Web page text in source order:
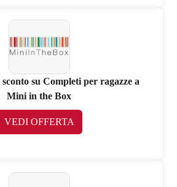
su Completi per ragazze a
Mini in the Box
VEDI OFFERTA